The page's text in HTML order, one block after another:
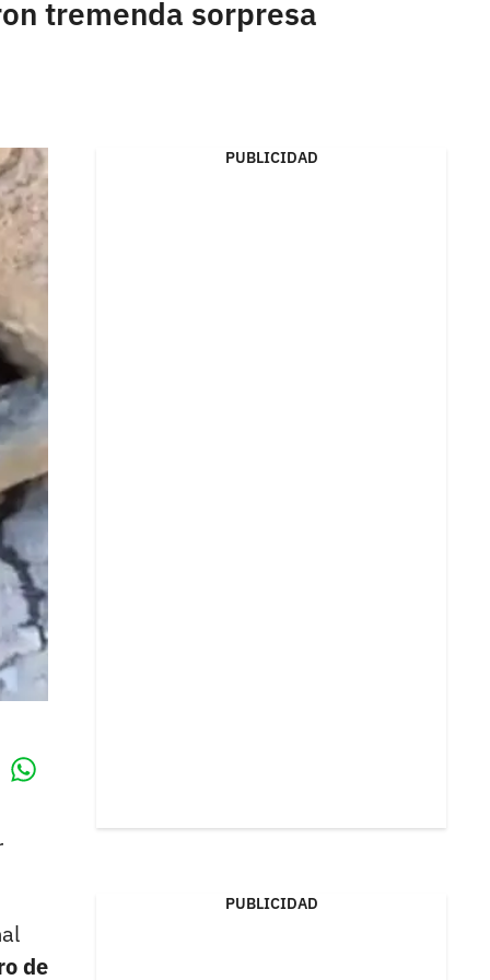
tremenda sorpresa
de
PUBLICIDAD
PUBLICIDAD